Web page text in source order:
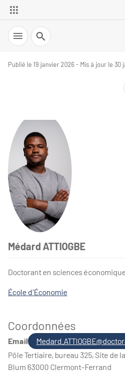
Recherche
Publié le 19 janvier 2026 - Mis à jour le 30
Médard ATTIOGBE
Doctorant en sciences
École d'Économie
Coordonnées
Email
Pôle Tertiaire, bureau 325, Site de
Blum 63000 Clermont-Ferrand